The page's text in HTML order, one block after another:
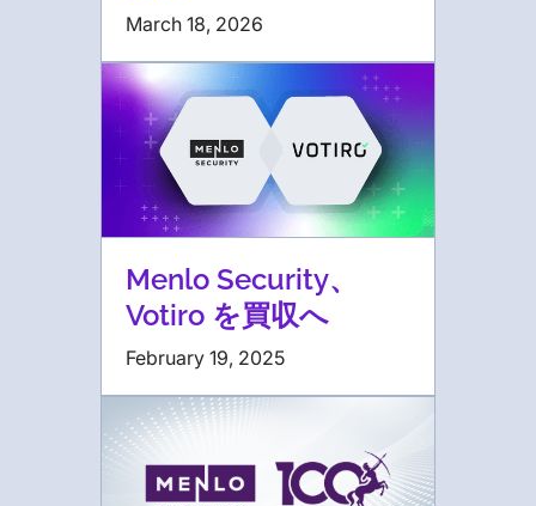
March 18, 2026
Menlo Security、
Votiro を買収へ
February 19, 2025